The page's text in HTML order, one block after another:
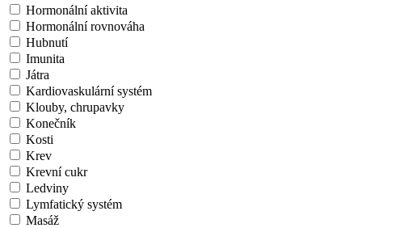
Hormonální aktivita
Hormonální rovnováha
Hubnutí
Imunita
Játra
Kardiovaskulární systém
Klouby, chrupavky
Konečník
Kosti
Krev
Krevní cukr
Ledviny
Lymfatický systém
Masáž